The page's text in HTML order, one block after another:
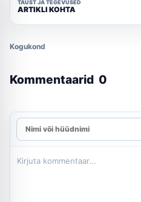
TAUST JA TEGEVUSED
ARTIKLI KOHTA
Kogukond
Kommentaarid 0